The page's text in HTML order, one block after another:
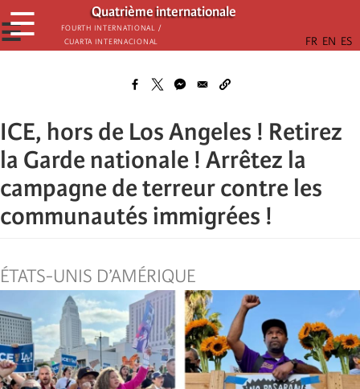
Aller
au
contenu
Quatrième internationale
Fourth International /
Cuarta Internacional
☰
☰
ICE, hors de Los Angeles ! Retirez
la Garde nationale ! Arrêtez la
campagne de terreur contre les
communautés immigrées !
ÉTATS-UNIS D’AMÉRIQUE